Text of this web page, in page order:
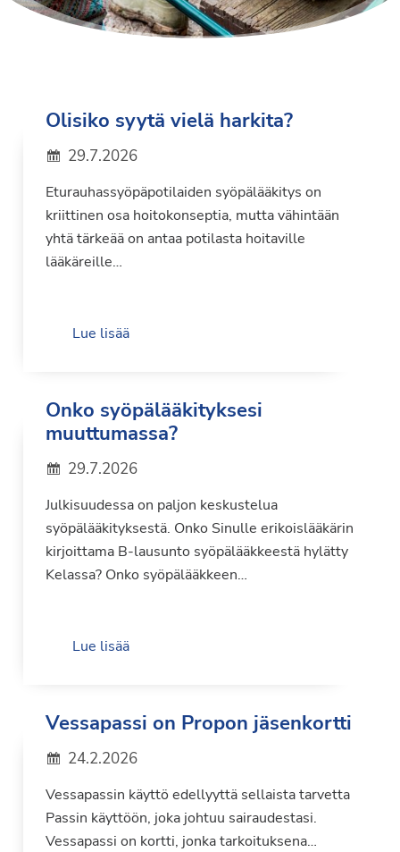
Olisiko syytä vielä harkita?
29.7.2026
Eturauhassyöpäpotilaiden syöpälääkitys on
kriittinen osa hoitokonseptia, mutta vähintään
yhtä tärkeää on antaa potilasta hoitaville
lääkäreille…
Lue lisää
Onko syöpälääkityksesi
muuttumassa?
29.7.2026
Julkisuudessa on paljon keskustelua
syöpälääkityksestä. Onko Sinulle erikoislääkärin
kirjoittama B-lausunto syöpälääkkeestä hylätty
Kelassa? Onko syöpälääkkeen…
Lue lisää
Vessapassi on Propon jäsenkortti
24.2.2026
Vessapassin käyttö edellyyttä sellaista tarvetta
Passin käyttöön, joka johtuu sairaudestasi.
Vessapassi on kortti, jonka tarkoituksena…